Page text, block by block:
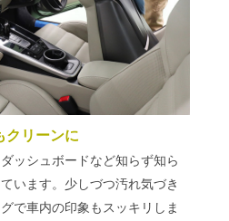
クリーンに
ッシュボードなど知らず知ら
います。少しづつ汚れ気づき
で車内の印象もスッキリしま